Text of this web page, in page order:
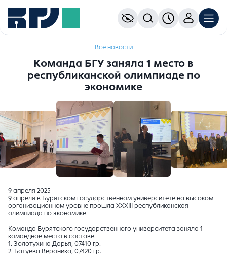
Все новости
Команда БГУ заняла 1 место в
республиканской олимпиаде по
экономике
9 апреля 2025
9 апреля в Бурятском государственном университете на высоком
организационном уровне прошла XXXIII республиканская
олимпиада по экономике.
Команда Бурятского государственного университета заняла 1
командное место в составе:
1. Золотухина Дарья, 07410 гр.
2. Батуева Вероника, 07420 гр.